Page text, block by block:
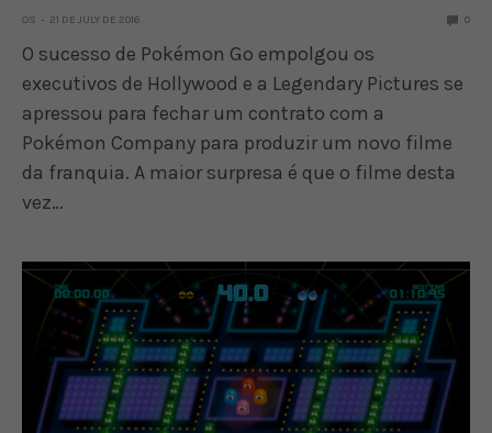
OS 21 DE JULY DE 2016 0
O sucesso de Pokémon Go empolgou os
executivos de Hollywood e a Legendary Pictures se
apressou para fechar um contrato com a
Pokémon Company para produzir um novo filme
da franquia. A maior surpresa é que o filme desta
vez…